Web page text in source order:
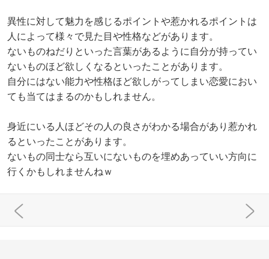
異性に対して魅力を感じるポイントや惹かれるポイントは
人によって様々で見た目や性格などがあります。
ないものねだりといった言葉があるように自分が持ってい
ないものほど欲しくなるといったことがあります。
自分にはない能力や性格ほど欲しがってしまい恋愛におい
ても当てはまるのかもしれません。
身近にいる人ほどその人の良さがわかる場合があり惹かれ
るといったことがあります。
ないもの同士なら互いにないものを埋めあっていい方向に
行くかもしれませんねｗ